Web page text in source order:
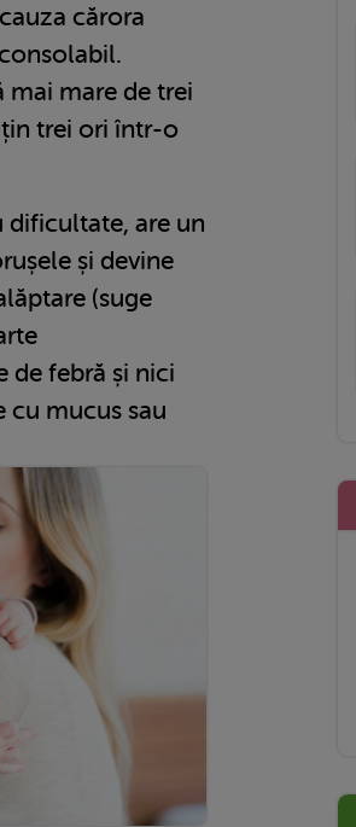
cărora
mai mare de trei
trei ori într-o
dificultate, are un
și devine
(suge
de febră și nici
cu mucus sau